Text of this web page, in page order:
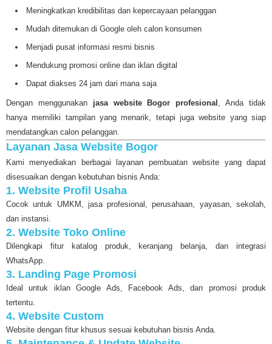
Meningkatkan kredibilitas dan kepercayaan pelanggan
Mudah ditemukan di Google oleh calon konsumen
Menjadi pusat informasi resmi bisnis
Mendukung promosi online dan iklan digital
Dapat diakses 24 jam dari mana saja
Dengan menggunakan jasa website Bogor profesional , Anda tidak
hanya memiliki tampilan yang menarik, tetapi juga website yang siap
mendatangkan calon pelanggan.
Layanan Jasa Website Bogor
Kami menyediakan berbagai layanan pembuatan website yang dapat
disesuaikan dengan kebutuhan bisnis Anda:
1. Website Profil Usaha
Cocok untuk UMKM, jasa profesional, perusahaan, yayasan, sekolah,
dan instansi.
2. Website Toko Online
Dilengkapi fitur katalog produk, keranjang belanja, dan integrasi
WhatsApp.
3. Landing Page Promosi
Ideal untuk iklan Google Ads, Facebook Ads, dan promosi produk
tertentu.
4. Website Custom
Website dengan fitur khusus sesuai kebutuhan bisnis Anda.